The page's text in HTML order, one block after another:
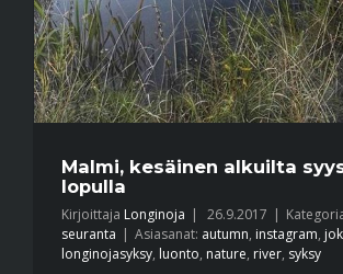
Malmi, kesäinen alkuilta
lopulla
Kirjoittaja Longinoja | 26.9.2017 |
seuranta | Asiasanat: autumn, instagram,
longinojasyksy, luonto, nature, river, syksy